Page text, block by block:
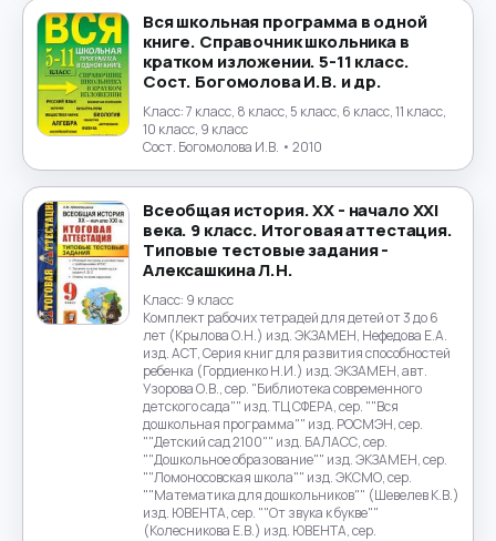
Вся школьная программа в одной
книге. Справочник школьника в
кратком изложении. 5-11 класс.
Сост. Богомолова И.В. и др.
Класс:7 класс, 8 класс, 5 класс, 6 класс, 11 класс,
10 класс, 9 класс
Сост. Богомолова И.В. • 2010
Всеобщая история. XX - начало XXI
века. 9 класс. Итоговая аттестация.
Типовые тестовые задания -
Алексашкина Л.Н.
Класс: 9 класс
Комплект рабочих тетрадей для детей от 3 до 6
лет (Крылова О.Н.) изд. ЭКЗАМЕН, Нефедова Е.А.
изд. АСТ, Серия книг для развития способностей
ребенка (Гордиенко Н.И.) изд. ЭКЗАМЕН, авт.
Узорова О.В., сер. "Библиотека современного
детского сада"" изд. ТЦ СФЕРА, сер. ""Вся
дошкольная программа"" изд. РОСМЭН, сер.
""Детский сад 2100"" изд. БАЛАСС, сер.
""Дошкольное образование"" изд. ЭКЗАМЕН, сер.
""Ломоносовская школа"" изд. ЭКСМО, сер.
""Математика для дошкольников"" (Шевелев К.В.)
изд. ЮВЕНТА, сер. ""От звука к букве""
(Колесникова Е.В.) изд. ЮВЕНТА, сер.